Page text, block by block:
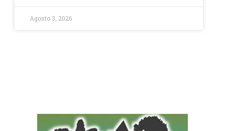
Agosto 3, 2026